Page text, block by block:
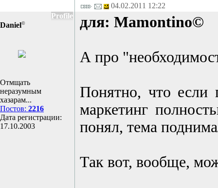
04.02.2011 12:22
Profile
Daniel©
Отмщать
неразумным
хазарам...
Постов: 2216
Дата регистрации:
17.10.2003
для: Mamontino©
А про
Понятно, что если
маркетинг
понял, тема
Так вот, вообще,